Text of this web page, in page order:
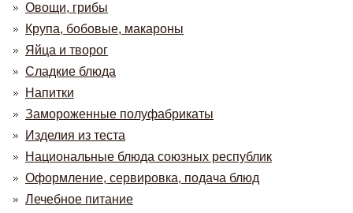
Овощи, грибы
Крупа, бобовые, макароны
Яйца и творог
Сладкие блюда
Напитки
Замороженные полуфабрикаты
Изделия из теста
Национальные блюда союзных республик
Оформление, сервировка, подача блюд
Лечебное питание